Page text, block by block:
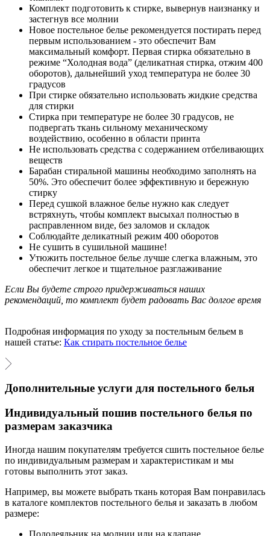
Комплект подготовить к стирке, вывернув наизнанку и
застегнув все молнии
Новое постельное белье рекомендуется постирать перед
первым использованием - это обеспечит Вам
максимальный комфорт. Первая стирка обязательно в
режиме “Холодная вода” (деликатная стирка, отжим 400
оборотов), дальнейший уход температура не более 30
градусов
При стирке обязательно использовать жидкие средства
для стирки
Стирка при температуре не более 30 градусов, не
подвергать ткань сильному механическому
воздействию, особенно в области принта
Не использовать средства с содержанием отбеливающих
веществ
Барабан стиральной машины необходимо заполнять на
50%. Это обеспечит более эффективную и бережную
стирку
Перед сушкой влажное белье нужно как следует
встряхнуть, чтобы комплект высыхал полностью в
расправленном виде, без заломов и складок
Соблюдайте деликатный режим 400 оборотов
Не сушить в сушильной машине!
Утюжить постельное белье лучше слегка влажным, это
обеспечит легкое и тщательное разглаживание
Если Вы будете строго придерживаться наших
рекомендаций, то комплект будет радовать Вас долгое время
Подробная информация по уходу за постельным бельем в
нашей статье: Как стирать постельное белье
Дополнительные услуги для постельного белья
Индивидуальный пошив постельного белья по
размерам заказчика
Иногда нашим покупателям требуется сшить постельное белье
по индивидуальным размерам и характеристикам и мы
готовы выполнить этот заказ.
Например, вы можете выбрать ткань которая Вам понравилась
в каталоге комплектов постельного белья и заказать в любом
размере:
Пододеяльник на молнии или на клапане